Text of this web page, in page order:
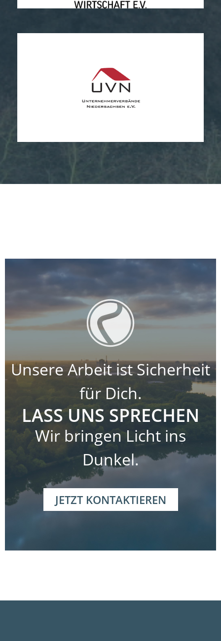
Unsere Arbeit ist Sicherheit
für Dich.
LASS UNS SPRECHEN
Wir bringen Licht ins
Dunkel.
JETZT KONTAKTIEREN